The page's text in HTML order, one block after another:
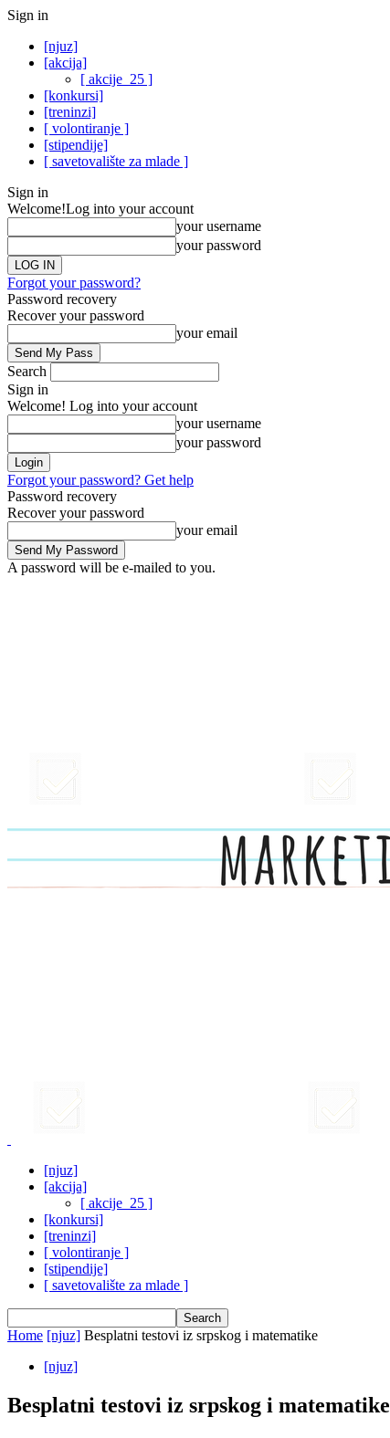
Sign in
[njuz]
[akcija]
[ akcije_25 ]
[konkursi]
[treninzi]
[ volontiranje ]
[stipendije]
[ savetovalište za mlade ]
Sign in
Welcome!Log into your account
your username
your password
Forgot your password?
Password recovery
Recover your password
your email
Search
Sign in
Welcome! Log into your account
your username
your password
Forgot your password? Get help
Password recovery
Recover your password
your email
A password will be e-mailed to you.
[njuz]
[akcija]
[ akcije_25 ]
[konkursi]
[treninzi]
[ volontiranje ]
[stipendije]
[ savetovalište za mlade ]
Home [njuz] Besplatni testovi iz srpskog i matematike
[njuz]
Besplatni testovi iz srpskog i matematike